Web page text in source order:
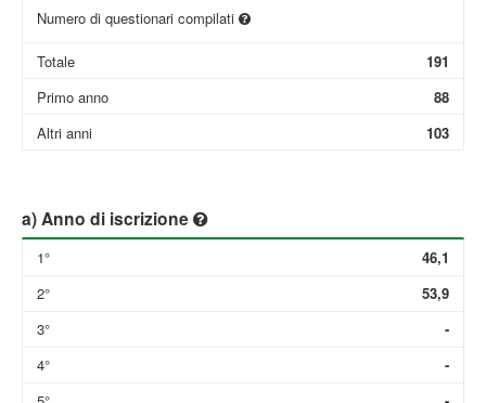
Numero di questionari compilati
Totale
191
Primo anno
88
Altri anni
103
a) Anno di iscrizione
1°
2°
3°
4°
46,1
53,9
-
-